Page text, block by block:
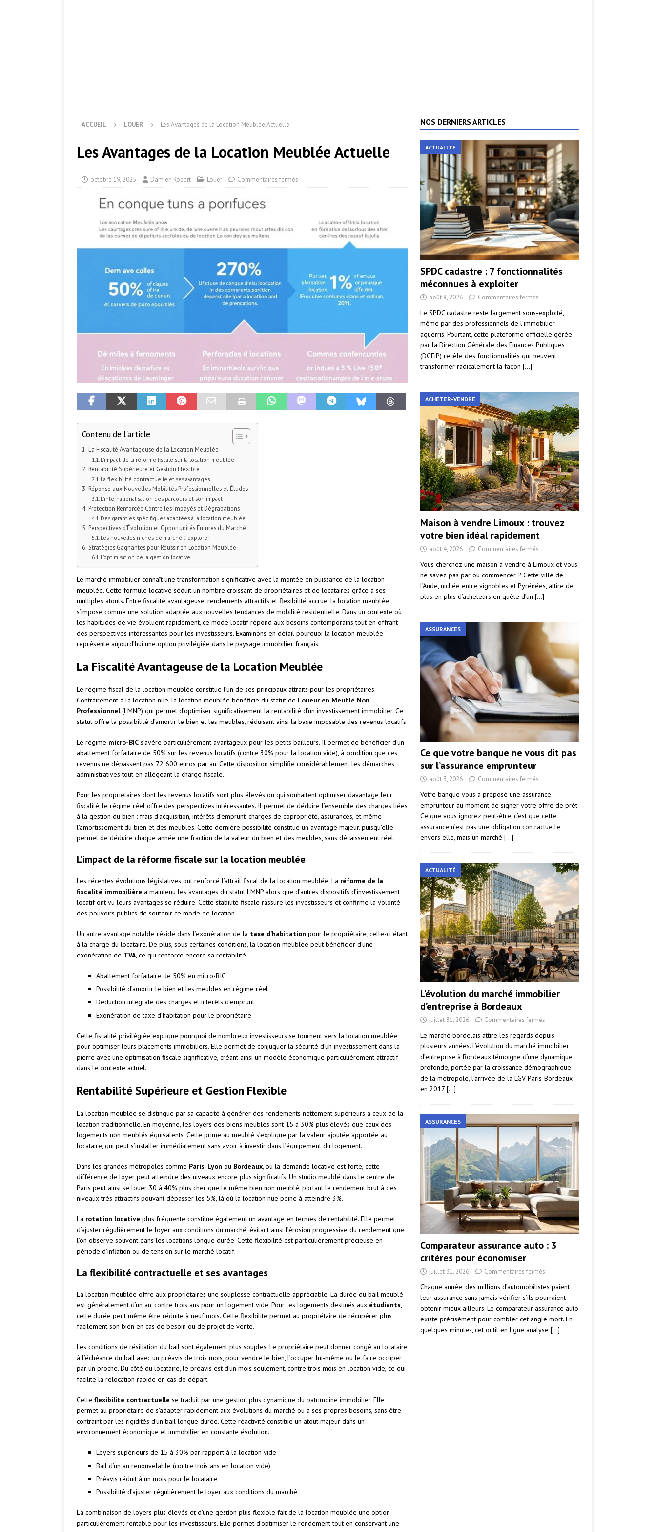
ACCUEIL LOUER Les Avantages de la Location Meublée Actuelle
Les Avantages de la Location Meublée Actuelle
octobre 19, 2025 Damien Robert Louer Commentaires fermés
Contenu de l'article
La Fiscalité Avantageuse de la Location Meublée
L’impact de la réforme fiscale sur la location meublée
Rentabilité Supérieure et Gestion Flexible
La flexibilité contractuelle et ses avantages
Réponse aux Nouvelles Mobilités Professionnelles et Études
L’internationalisation des parcours et son impact
Protection Renforcée Contre les Impayés et Dégradations
Des garanties spécifiques adaptées à la location meublée
Perspectives d’Évolution et Opportunités Futures du Marché
Les nouvelles niches de marché à explorer
Stratégies Gagnantes pour Réussir en Location Meublée
L’optimisation de la gestion locative
Le marché immobilier connaît une transformation significative avec la montée en puissance de la location
meublée. Cette formule locative séduit un nombre croissant de propriétaires et de locataires grâce à ses
multiples atouts. Entre fiscalité avantageuse, rendements attractifs et flexibilité accrue, la location meublée
s’impose comme une solution adaptée aux nouvelles tendances de mobilité résidentielle. Dans un contexte où
les habitudes de vie évoluent rapidement, ce mode locatif répond aux besoins contemporains tout en offrant
des perspectives intéressantes pour les investisseurs. Examinons en détail pourquoi la location meublée
représente aujourd’hui une option privilégiée dans le paysage immobilier français.
La Fiscalité Avantageuse de la Location Meublée
Le régime fiscal de la location meublée constitue l’un de ses principaux attraits pour les propriétaires.
Contrairement à la location nue, la location meublée bénéficie du statut de Loueur en Meublé Non
Professionnel(LMNP) qui permet d’optimiser significativement la rentabilité d’un investissement immobilier. Ce
statut offre la possibilité d’amortir le bien et les meubles, réduisant ainsi la base imposable des revenus locatifs.
Le régime micro-BIC s’avère particulièrement avantageux pour les petits bailleurs. Il permet de bénéficier d’un
abattement forfaitaire de 50% sur les revenus locatifs (contre 30% pour la location vide), à condition que ces
revenus ne dépassent pas 72 600 euros par an. Cette disposition simplifie considérablement les démarches
administratives tout en allégeant la charge fiscale.
Pour les propriétaires dont les revenus locatifs sont plus élevés ou qui souhaitent optimiser davantage leur
fiscalité, le régime réel offre des perspectives intéressantes. Il permet de déduire l’ensemble des charges liées
à la gestion du bien : frais d’acquisition, intérêts d’emprunt, charges de copropriété, assurances, et même
l’amortissement du bien et des meubles. Cette dernière possibilité constitue un avantage majeur, puisqu’elle
permet de déduire chaque année une fraction de la valeur du bien et des meubles, sans décaissement réel.
L’impact de la réforme fiscale sur la location meublée
Les récentes évolutions législatives ont renforcé l’attrait fiscal de la location meublée. La réforme de la
fiscalité immobilière a maintenu les avantages du statut LMNP alors que d’autres dispositifs d’investissement
locatif ont vu leurs avantages se réduire. Cette stabilité fiscale rassure les investisseurs et confirme la volonté
des pouvoirs publics de soutenir ce mode de location.
Un autre avantage notable réside dans l’exonération de la taxe d’habitation pour le propriétaire, celle-ci étant
à la charge du locataire. De plus, sous certaines conditions, la location meublée peut bénéficier d’une
exonération de TVA, ce qui renforce encore sa rentabilité.
Abattement forfaitaire de 50% en micro-BIC
Possibilité d’amortir le bien et les meubles en régime réel
Déduction intégrale des charges et intérêts d’emprunt
Exonération de taxe d’habitation pour le propriétaire
Cette fiscalité privilégiée explique pourquoi de nombreux investisseurs se tournent vers la location meublée
pour optimiser leurs placements immobiliers. Elle permet de conjuguer la sécurité d’un investissement dans la
pierre avec une optimisation fiscale significative, créant ainsi un modèle économique particulièrement attractif
dans le contexte actuel.
Rentabilité Supérieure et Gestion Flexible
La location meublée se distingue par sa capacité à générer des rendements nettement supérieurs à ceux de la
location traditionnelle. En moyenne, les loyers des biens meublés sont 15 à 30% plus élevés que ceux des
logements non meublés équivalents. Cette prime au meublé s’explique par la valeur ajoutée apportée au
locataire, qui peut s’installer immédiatement sans avoir à investir dans l’équipement du logement.
Dans les grandes métropoles comme Paris, Lyon ou Bordeaux, où la demande locative est forte, cette
différence de loyer peut atteindre des niveaux encore plus significatifs. Un studio meublé dans le centre de
Paris peut ainsi se louer 30 à 40% plus cher que le même bien non meublé, portant le rendement brut à des
niveaux très attractifs pouvant dépasser les 5%, là où la location nue peine à atteindre 3%.
La rotation locative plus fréquente constitue également un avantage en termes de rentabilité. Elle permet
d’ajuster régulièrement le loyer aux conditions du marché, évitant ainsi l’érosion progressive du rendement que
l’on observe souvent dans les locations longue durée. Cette flexibilité est particulièrement précieuse en
période d’inflation ou de tension sur le marché locatif.
La flexibilité contractuelle et ses avantages
La location meublée offre aux propriétaires une souplesse contractuelle appréciable. La durée du bail meublé
est généralement d’un an, contre trois ans pour un logement vide. Pour les logements destinés aux étudiants,
cette durée peut même être réduite à neuf mois. Cette flexibilité permet au propriétaire de récupérer plus
facilement son bien en cas de besoin ou de projet de vente.
Les conditions de résiliation du bail sont également plus souples. Le propriétaire peut donner congé au locataire
à l’échéance du bail avec un préavis de trois mois, pour vendre le bien, l’occuper lui-même ou le faire occuper
par un proche. Du côté du locataire, le préavis est d’un mois seulement, contre trois mois en location vide, ce qui
facilite la relocation rapide en cas de départ.
Cette flexibilité contractuelle se traduit par une gestion plus dynamique du patrimoine immobilier. Elle
permet au propriétaire de s’adapter rapidement aux évolutions du marché ou à ses propres besoins, sans être
contraint par les rigidités d’un bail longue durée. Cette réactivité constitue un atout majeur dans un
environnement économique et immobilier en constante évolution.
Loyers supérieurs de 15 à 30% par rapport à la location vide
Bail d’un an renouvelable (contre trois ans en location vide)
Préavis réduit à un mois pour le locataire
Possibilité d’ajuster régulièrement le loyer aux conditions du marché
La combinaison de loyers plus élevés et d’une gestion plus flexible fait de la location meublée une option
particulièrement rentable pour les investisseurs. Elle permet d’optimiser le rendement tout en conservant une
NOS DERNIERS ARTICLES
ACTUALITÉ
SPDC cadastre : 7 fonctionnalités
méconnues à exploiter
août 8, 2026 Commentaires fermés
Le SPDC cadastre reste largement sous-exploité,
même par des professionnels de l’immobilier
aguerris. Pourtant, cette plateforme officielle gérée
par la Direction Générale des Finances Publiques
(DGFiP) recèle des fonctionnalités qui peuvent
transformer radicalement la façon […]
ACHETER-VENDRE
Maison à vendre Limoux : trouvez
votre bien idéal rapidement
août 4, 2026 Commentaires fermés
Vous cherchez une maison à vendre à Limoux et vous
ne savez pas par où commencer ? Cette ville de
l’Aude, nichée entre vignobles et Pyrénées, attire de
plus en plus d’acheteurs en quête d’un […]
ASSURANCES
Ce que votre banque ne vous dit pas
sur l’assurance emprunteur
août 3, 2026 Commentaires fermés
Votre banque vous a proposé une assurance
emprunteur au moment de signer votre offre de prêt.
Ce que vous ignorez peut-être, c’est que cette
assurance n’est pas une obligation contractuelle
envers elle, mais un marché […]
ACTUALITÉ
L’évolution du marché immobilier
d’entreprise à Bordeaux
juillet 31, 2026 Commentaires fermés
Le marché bordelais attire les regards depuis
plusieurs années. L’évolution du marché immobilier
d’entreprise à Bordeaux témoigne d’une dynamique
profonde, portée par la croissance démographique
de la métropole, l’arrivée de la LGV Paris-Bordeaux
en 2017 […]
ASSURANCES
Comparateur assurance auto : 3
critères pour économiser
juillet 31, 2026 Commentaires fermés
Chaque année, des millions d’automobilistes paient
leur assurance sans jamais vérifier s’ils pourraient
obtenir mieux ailleurs. Le comparateur assurance auto
existe précisément pour combler cet angle mort. En
quelques minutes, cet outil en ligne analyse […]